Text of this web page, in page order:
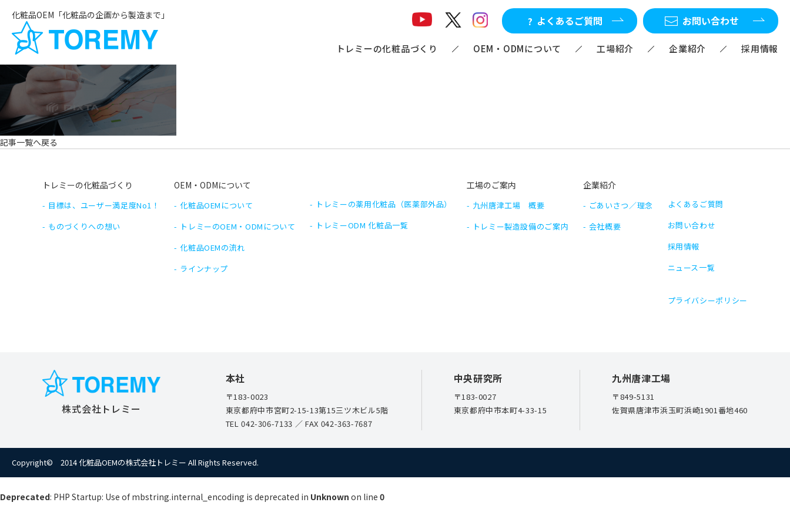
化粧品OEM「化粧品の企画から製造まで」 よくあるご質問 お問い合わせ
トレミーの化粧品づくり OEM・ODMについて 工場紹介 企業紹介 採用情報
記事一覧へ戻る
トレミーの化粧品づくり
目標は、ユーザー満足度No1！
ものづくりへの想い
OEM・ODMについて
化粧品OEMについて
トレミーのOEM・ODMについて
化粧品OEMの流れ
ラインナップ
トレミーの薬用化粧品 （医薬部外品）
トレミーODM 化粧品一覧
工場のご案内
九州唐津工場 概要
トレミー製造設備のご案内
企業紹介
ごあいさつ／理念
会社概要
よくあるご質問
お問い合わせ
採用情報
ニュース一覧
プライバシーポリシー
株式会社トレミー
本社
〒183-0023
東京都府中市宮町2-15-13第15三ツ木ビル5階
TEL042-306-7133 ／ FAX 042-363-7687
中央研究所
〒183-0027
東京都府中市本町4-33-15
九州唐津工場
〒849-5131
佐賀県唐津市浜玉町浜崎1901番地460
Copyright© 2014 化粧品OEMの株式会社トレミー All Rights Reserved.
Deprecated: PHP Startup: Use of mbstring.internal_encoding is deprecated in Unknown on line 0